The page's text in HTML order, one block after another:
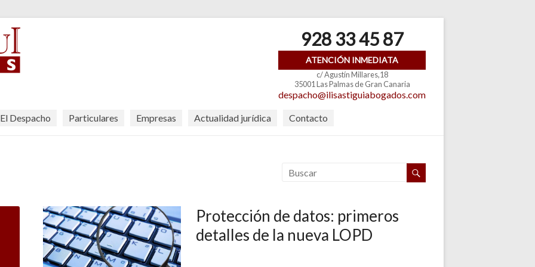
928 33 45 87
ATENCIÓN INMEDIATA
c/ Agustín Millares,18
35001 Las Palmas de Gran Canaria
despacho@ilisastiguiabogados.com
El Despacho Particulares Empresas Actualidad jurídica Contacto
Protección de datos: primeros
detalles de la nueva LOPD